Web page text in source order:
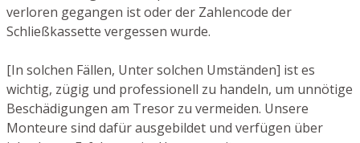
verloren gegangen ist oder der Zahlencode der
Schließkassette vergessen wurde.
[In solchen Fällen, Unter solchen Umständen] ist es
wichtig, zügig und professionell zu handeln, um unnötige
Beschädigungen am Tresor zu vermeiden. Unsere
Monteure sind dafür ausgebildet und verfügen über